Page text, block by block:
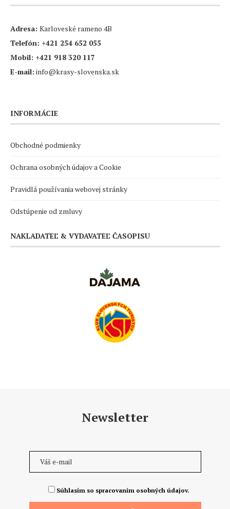
Adresa: Karloveské rameno 4B
Telefón: +421 254 652 055
Mobil: +421 918 320 117
E-mail: info@krasy-slovenska.sk
INFORMÁCIE
Obchodné podmienky
Ochrana osobných údajov a Cookie
Pravidlá používania webovej stránky
Odstúpenie od zmluvy
NAKLADATEĽ & VYDAVATEĽ ČASOPISU
Newsletter
Súhlasím so spracovaním osobných údajov.